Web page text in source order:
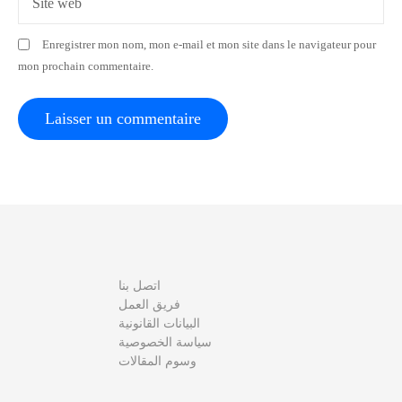
t
i
c
l
Site web
Enregistrer mon nom, mon e-mail et mon site dans le navigateur pour
mon prochain commentaire.
اتصل بنا
فريق العمل
البيانات القانونية
سياسة الخصوصية
وسوم المقالات